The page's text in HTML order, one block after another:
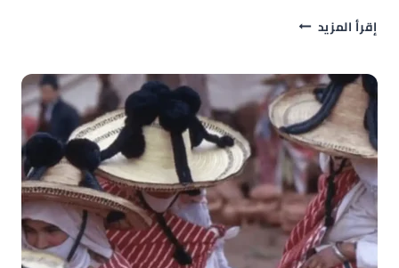
إقرأ المزيد الفنيدق….
و
مدينة
عند
ملتقى
الحضارات.